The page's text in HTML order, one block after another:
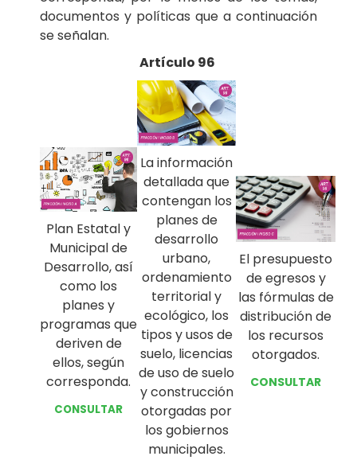
documentos y políticas que a continuación
se señalan.
Artículo 96
Plan Estatal y
Municipal de
Desarrollo, así
como los
planes y
programas que
deriven de
ellos, según
corresponda.
CONSULTAR
La información
detallada que
contengan los
planes de
desarrollo
urbano,
ordenamiento
territorial y
ecológico, los
tipos y usos de
suelo, licencias
de uso de suelo
y construcción
otorgadas por
los gobiernos
municipales.
El presupuesto
de egresos y
las fórmulas de
distribución de
los recursos
otorgados.
CONSULTAR